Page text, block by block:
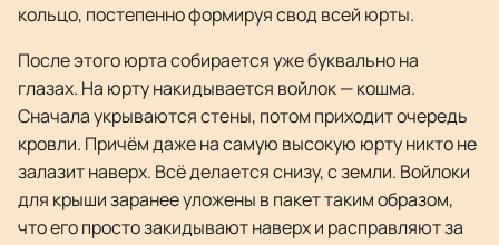
кольцо, постепенно формируя свод всей юрты.
После этого юрта собирается уже буквально на
глазах. На юрту накидывается войлок — кошма.
Сначала укрываются стены, потом приходит очередь
кровли. Причём даже на самую высокую юрту никто не
залазит наверх. Всё делается снизу, с земли. Войлоки
для крыши заранее уложены в пакет таким образом,
что его просто закидывают наверх и расправляют за